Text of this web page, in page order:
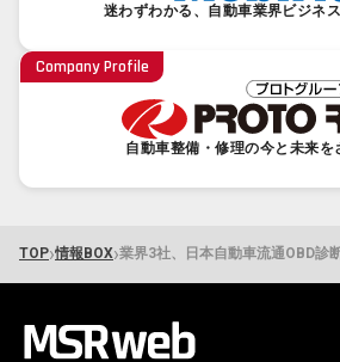
迷わずわかる、自動車業界ビジネ
Company Profile
自動車整備・修理の今と未来を
TOP›情報BOX›